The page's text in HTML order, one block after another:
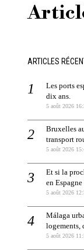
ARTICLES
Les ports
dix ans.
5 août 2026
Bruxelles
transport
5 août 2026
Et si la
en Espagne
5 août 2026
Málaga
logements,
5 août 2026